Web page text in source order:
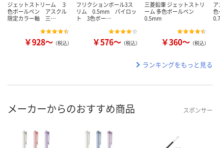
ジェットストリーム ３
色ボールペン アスクル
限定カラー軸 三…
￥928～ （税込）
フリクションボール3ス
リム 0.5mm パイロッ
ト 3色ボー…
￥576～ （税込）
三菱鉛筆 ジェットストリ
ーム 多色ボールペン
0.5mm
￥360～ （税込）
ランキングをもっと見る
メーカーからのおすすめ商品 スポンサー